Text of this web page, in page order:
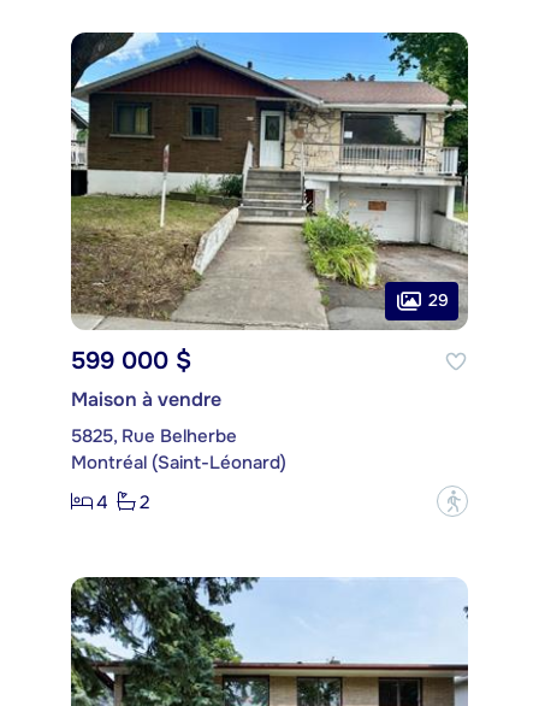
29
599 000 $
Maison à vendre
5825, Rue Belherbe
Montréal (Saint-Léonard)
4
2 ?